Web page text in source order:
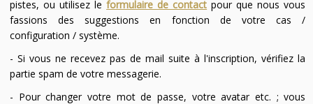
pistes, ou utilisez leformulaire de contact pour que nous vous
fassions des suggestions en fonction de votre cas /
configuration / système.
- Si vous ne recevez pas de mail suite à l'inscription, vérifiez la
partie spam de votre messagerie.
- Pour changer votre mot de passe, votre avatar etc. ; vous